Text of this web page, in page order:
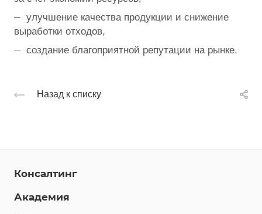
улучшение качества продукции и снижение
выработки отходов,
создание благоприятной репутации на рынке.
Назад к списку
Консалтинг
Академия